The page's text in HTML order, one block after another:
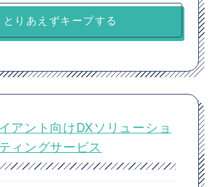
とりあえずキープする
アント向けDXソリューショ
ィングサービス